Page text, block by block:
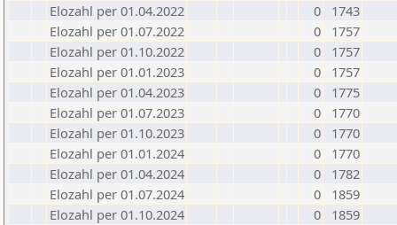
Elozahl per 01.04.2022
0
1743
Elozahl per 01.07.2022
0
1757
Elozahl per 01.10.2022
0
1757
Elozahl per 01.01.2023
0
1757
Elozahl per 01.04.2023
0
1775
Elozahl per 01.07.2023
0
1770
Elozahl per 01.10.2023
0
1770
Elozahl per 01.01.2024
0
1770
Elozahl per 01.04.2024
0
1782
Elozahl per 01.07.2024
0
1859
Elozahl per 01.10.2024
0
1859